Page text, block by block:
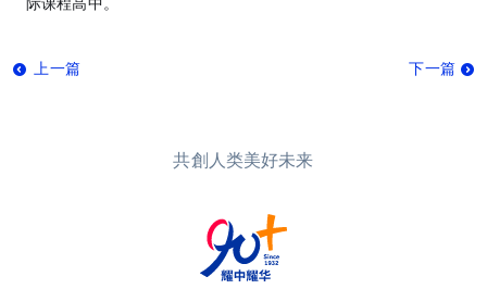
际课程高中。
上一篇 下一篇
共創人类美好未来